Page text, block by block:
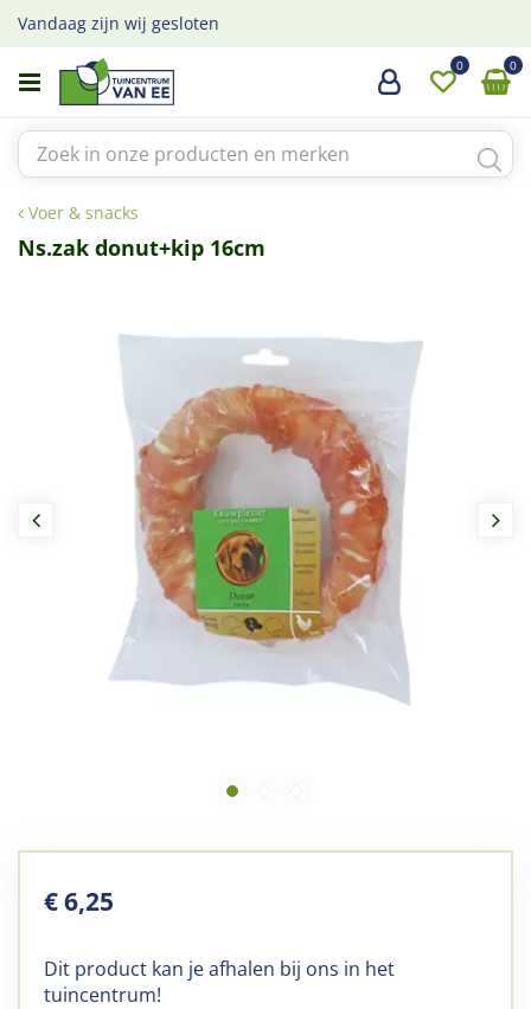
a
Voer & snacks
Vandaag zijn wij gesloten
Ns.zak donut+kip 16cm
€6,25
Dit product kan je afhalen bij ons in het
tuincentrum!